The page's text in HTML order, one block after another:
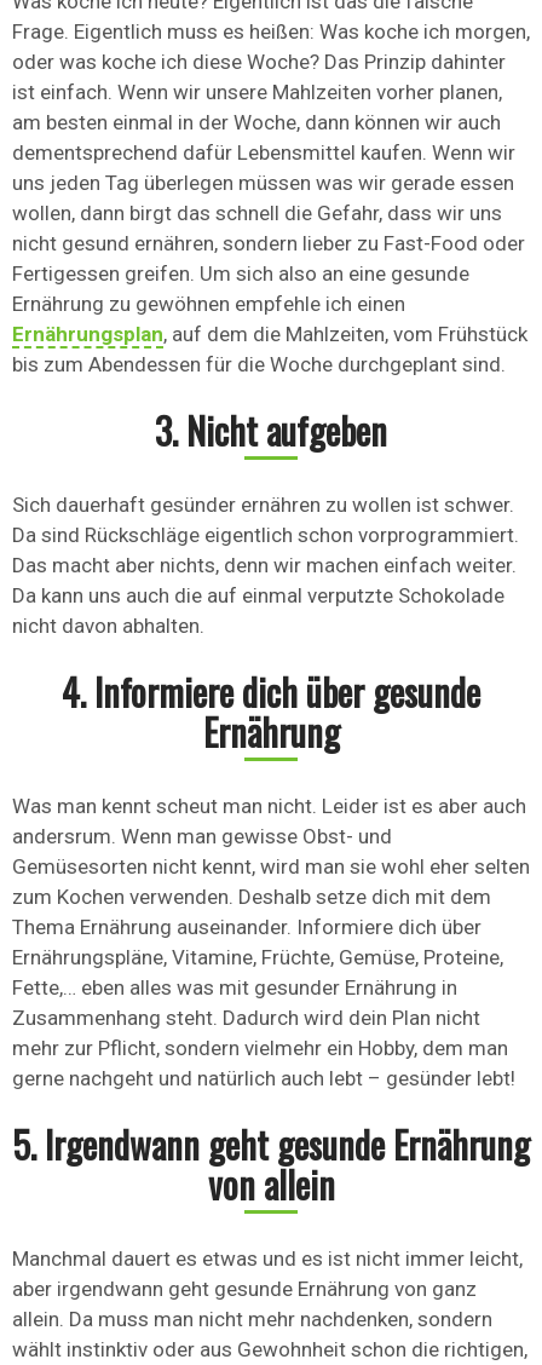
Frage. Eigentlich muss es heißen: Was koche ich morgen,
oder was koche ich diese Woche? Das Prinzip dahinter
ist einfach. Wenn wir unsere Mahlzeiten vorher planen,
am besten einmal in der Woche, dann können wir auch
dementsprechend dafür Lebensmittel kaufen. Wenn wir
uns jeden Tag überlegen müssen was wir gerade essen
wollen, dann birgt das schnell die Gefahr, dass wir uns
nicht gesund ernähren, sondern lieber zu Fast-Food oder
Fertigessen greifen. Um sich also an eine gesunde
Ernährung zu gewöhnen empfehle ich einen
Ernährungsplan, auf dem die Mahlzeiten, vom Frühstück
bis zum Abendessen für die Woche durchgeplant sind.
3. Nicht aufgeben
Sich dauerhaft gesünder ernähren zu wollen ist schwer.
Da sind Rückschläge eigentlich schon vorprogrammiert.
Das macht aber nichts, denn wir machen einfach weiter.
Da kann uns auch die auf einmal verputzte Schokolade
nicht davon abhalten.
4. Informiere dich über gesunde
Ernährung
Was man kennt scheut man nicht. Leider ist es aber auch
andersrum. Wenn man gewisse Obst- und
Gemüsesorten nicht kennt, wird man sie wohl eher selten
zum Kochen verwenden. Deshalb setze dich mit dem
Thema Ernährung auseinander. Informiere dich über
Ernährungspläne, Vitamine, Früchte, Gemüse, Proteine,
Fette,… eben alles was mit gesunder Ernährung in
Zusammenhang steht. Dadurch wird dein Plan nicht
mehr zur Pflicht, sondern vielmehr ein Hobby, dem man
gerne nachgeht und natürlich auch lebt – gesünder lebt!
5. Irgendwann geht gesunde Ernährung
von allein
Manchmal dauert es etwas und es ist nicht immer leicht,
aber irgendwann geht gesunde Ernährung von ganz
allein. Da muss man nicht mehr nachdenken, sondern
wählt instinktiv oder aus Gewohnheit schon die richtigen,